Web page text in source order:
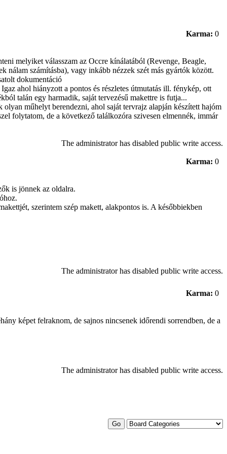
Karma: 0
melyiket válasszam az Occre kínálatából (Revenge, Beagle,
nálam számításba), vagy inkább nézzek szét más gyártók között.
dokumentáció
ahol hiányzott a pontos és részletes útmutatás ill. fénykép, ott
talán egy harmadik, saját tervezésű makettre is futja...
műhelyt berendezni, ahol saját tervrajz alapján készített hajóm
folytatom, de a következő találkozóra szivesen elmennék, immár
The administrator has disabled public write access.
Karma: 0
is jönnek az oldalra.
szerintem szép makett, alakpontos is. A későbbiekben
The administrator has disabled public write access.
Karma: 0
képet felraknom, de sajnos nincsenek időrendi sorrendben, de a
The administrator has disabled public write access.